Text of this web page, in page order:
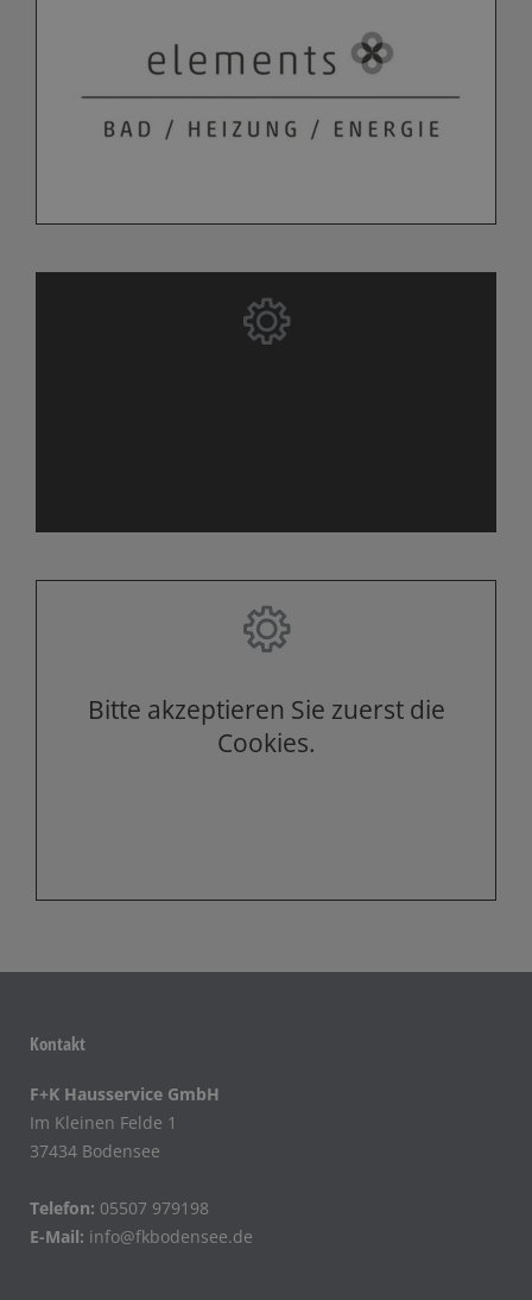
Bitte akzeptieren Sie zuerst die
Cookies.
Kontakt
F+K Hausservice GmbH
Im Kleinen Felde 1
37434 Bodensee
Telefon: 05507 979198
E-Mail: info@fkbodensee.de